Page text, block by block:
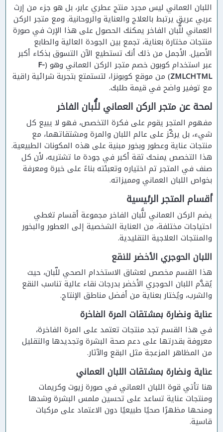
اللبان العماني ليس مجرد منتج عطري عابر، بل هو جزء من إرث
عربي عريق يرتبط بالعلاج والعناية والروحانية. ومع متجر الركن
العماني للُّبان الفاخر يمكنك الحصول على هذا الإرث في صورة
منتجات مختارة بعناية، تجمع بين الجودة العالية والطابع
الأصيل. الأجمل من ذلك أنك تستطيع الآن التسوق بذكاء أكبر
عبر استخدام كوبون خصم متجر الركن العماني وهو (F-
ZMLCHTML) من موقع كوبونزا، لتستمتع بتجربة شرائية راقية
مع توفير واضح في قيمة طلبك.
لمحة عن متجر الركن العماني للُّبان الفاخر
مفهوم المتجر يقوم على فكرة التخصص، فهو لا يبيع كل
شيء، بل يركّز على عالم اللبان والمرة ومشتقاتهما، مع
منتجات عناية وعطور وبخور مبنية على هذه المكونات الطبيعية.
هذا التخصص يمنحك ثقة أكبر في جودة ما تشتريه، لأن كل
صنف في المتجر تم اختياره وتعبئته بناءً على خبرة ومعرفة
بخواص اللبان العماني ومميزاته.
أقسام المتجر الرئيسية
يضم الركن العماني للُّبان الفاخر مجموعة أقسام تغطي
احتياجات مختلفة، من العناية الشخصية إلى العطور والبخور
والمنتجات العلاجية التقليدية.
اللبان الحوجري الأخضر للنقع
هذا القسم مخصص لعشاق الاستخدام الصحي للّبان، حيث
يُقدَّم اللبان الحوجري الأخضر بدرجات نقاء عالية تناسب النقع
والشرب، ويُختار بعناية من أفضل مناطق الإنتاج.
عناية ونضارة بمشتقات المرة الفاخرة
في هذا القسم تجد منتجات تعتمد على المرة الفاخرة،
معروفة بقدرتها على دعم صحة البشرة وتجديدها والتقليل
من المظاهر المزعجة مثل البقع والآثار.
عناية ونضارة بمشتقات اللبان العماني
هنا تأتي قوة اللبان العماني في صورة زيوت وكريمات
ومنتجات عناية تساعد على تحسين ملمس البشرة وشدها
ومنحها مظهرًا صحيًا طبيعيًا دون الاعتماد على مركبات
قاسية.